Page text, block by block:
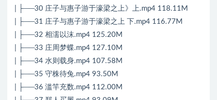
| ├──30 庄子与惠子游于濠梁之上》上.mp4 118.11M
| ├──31 庄子与惠子游于濠梁之上 下.mp4 116.77M
| ├──32 相濡以沫.mp4 125.20M
| ├──33 庄周梦蝶.mp4 127.10M
| ├──34 水则载身.mp4 107.58M
| ├──35 守株待兔.mp4 93.50M
| ├──36 滥竿充数.mp4 112.00M